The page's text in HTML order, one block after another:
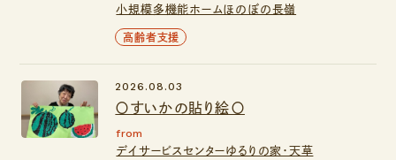
小規模多機能ホームほのぼの長嶺
高齢者支援
〇すいかの貼り絵〇
2026.08.03
from
デイサービスセンターゆるりの家・天草